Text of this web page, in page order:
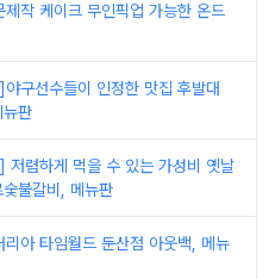
작 케이크 무인픽업 가능한 온드
구선수들이 인정한 맛집 후발대
뉴판
저렴하게 먹을 수 있는 가성비 옛날
불갈비, 메뉴판
아 타임월드 둔산점 아웃백, 메뉴